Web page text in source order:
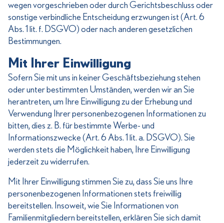
wegen vorgeschrieben oder durch Gerichtsbeschluss oder
sonstige verbindliche Entscheidung erzwungen ist (Art. 6
Abs. 1 lit. f. DSGVO) oder nach anderen gesetzlichen
Bestimmungen.
Mit Ihrer Einwilligung
Sofern Sie mit uns in keiner Geschäftsbeziehung stehen
oder unter bestimmten Umständen, werden wir an Sie
herantreten, um Ihre Einwilligung zu der Erhebung und
Verwendung Ihrer personenbezogenen Informationen zu
bitten, dies z. B. für bestimmte Werbe- und
Informationszwecke (Art. 6 Abs. 1 lit. a. DSGVO). Sie
werden stets die Möglichkeit haben, Ihre Einwilligung
jederzeit zu widerrufen.
Mit Ihrer Einwilligung stimmen Sie zu, dass Sie uns Ihre
personenbezogenen Informationen stets freiwillig
bereitstellen. Insoweit, wie Sie Informationen von
Familienmitgliedern bereitstellen, erklären Sie sich damit